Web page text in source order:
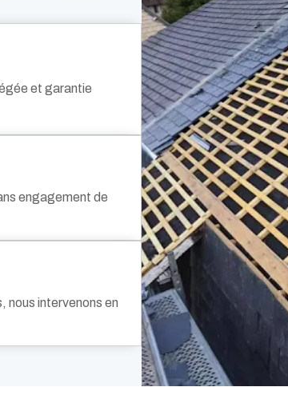
et garantie
engagement de
nous intervenons en